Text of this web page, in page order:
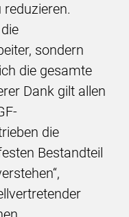
sondern
die gesamte
Dank gilt allen
die
Bestandteil